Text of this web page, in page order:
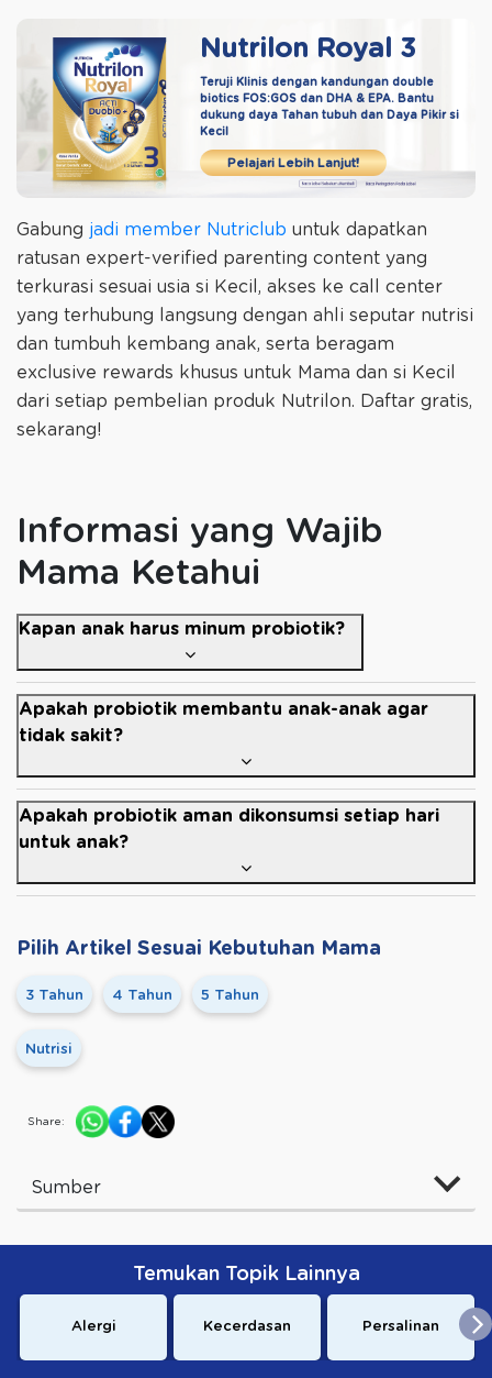
Nutrilon Royal 3
Teruji Klinis dengan kandungan double
biotics FOS:GOS dan DHA & EPA. Bantu
dukung daya Tahan tubuh dan Daya Pikir si
Kecil
Pelajari Lebih Lanjut!
Gabung jadi member Nutriclub untuk dapatkan
ratusan expert-verified parenting content yang
terkurasi sesuai usia si Kecil, akses ke call center
yang terhubung langsung dengan ahli seputar nutrisi
dan tumbuh kembang anak, serta beragam
exclusive rewards khusus untuk Mama dan si Kecil
dari setiap pembelian produk Nutrilon. Daftar gratis,
sekarang!
Informasi yang Wajib
Mama Ketahui
Kapan anak harus minum probiotik?
Apakah probiotik membantu anak-anak agar
tidak sakit?
Apakah probiotik aman dikonsumsi setiap hari
untuk anak?
Pilih Artikel Sesuai Kebutuhan Mama
3 Tahun 4 Tahun 5 Tahun
Nutrisi
Share:
Sumber
Temukan Topik Lainnya
Alergi Kecerdasan Persalinan